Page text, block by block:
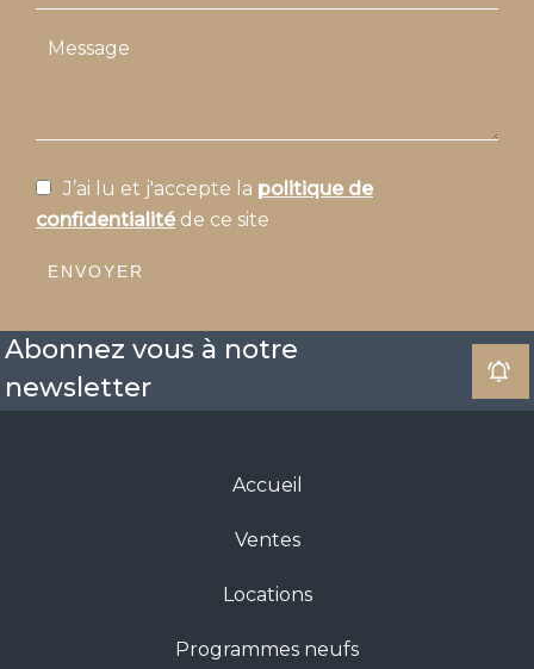
J’ai lu et j'accepte la politique de
confidentialitéde ce site
ENVOYER
Abonnez vous à notre
newsletter
Accueil
Ventes
Locations
Programmes neufs